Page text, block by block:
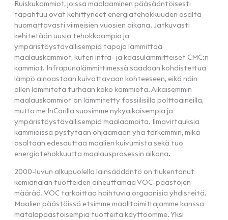
Ruiskukammiot, joissa maalaaminen pääsääntöisesti
tapahtuu ovat kehittyneet energiatehokkuuden osalta
huomattavasti viimeisien vuosien aikana. Jatkuvasti
kehitetään uusia tehokkaampia ja
ympäristöystävällisempiä tapoja lämmittää
maalauskammiot, kuten infra- ja kaasulämmitteiset CMC:n
kammiot. Infrapunalämmittimessä saadaan kohdistettua
lämpö ainoastaan kuivattavaan kohteeseen, eikä näin
ollen lämmitetä turhaan koko kammiota. Aikaisemmin
maalauskammiot on lämmitetty fossiilisilla polttoaineilla,
mutta me InCarilla suosimme nykyaikaisempia ja
ympäristöystävällisempiä maalaamoita. Ilmavirtauksia
kammioissa pystytään ohjaamaan yhä tarkemmin, mikä
osaltaan edesauttaa maalien kuivumista sekä tuo
energiatehokkuutta maalausprosessin aikana.
2000-luvun alkupuolella lainsäädäntö on tiukentanut
kemianalan tuotteiden aiheuttamaa VOC-päästöjen
määrää. VOC tarkoittaa haihtuvia orgaanisia yhdisteitä.
Maalien päästöissä etsimme maalitoimittajamme kanssa
matalapäästöisempiä tuotteita käyttöömme. Yksi